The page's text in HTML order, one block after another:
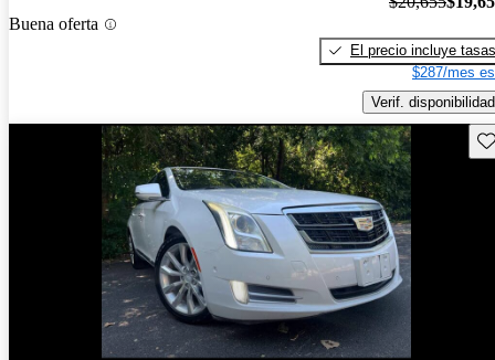
Buena oferta
El precio incluye tasas
$287/mes
Verif. disponibilidad